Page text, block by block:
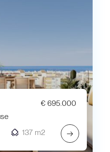
€ 695.000
137 m2 →